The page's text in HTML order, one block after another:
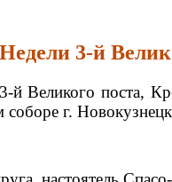
Новокузнецк3-й
й Великого поста,
г.